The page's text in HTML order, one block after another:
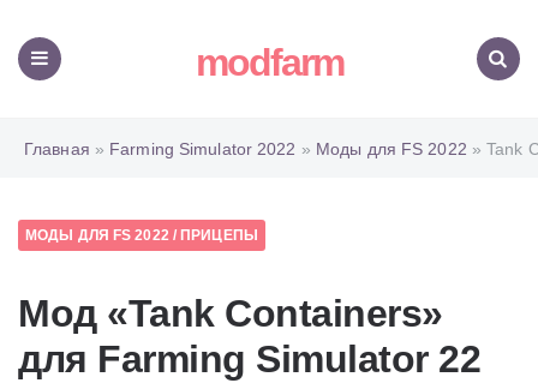
modfarm
Главная » Farming Simulator 2022 » Моды для FS 2022 » Tank
МОДЫ ДЛЯ FS 2022/ ПРИЦЕПЫ
Мод «Tank Containers»
для Farming Simulator 22